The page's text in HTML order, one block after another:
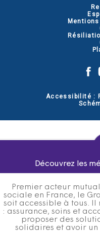
Mentions
Accessibilité :
Découvrez les
Premier acteur
sociale en France, le
soit accessible à tous. Il
: assurance, soins et
proposer des
solidaires et avoir